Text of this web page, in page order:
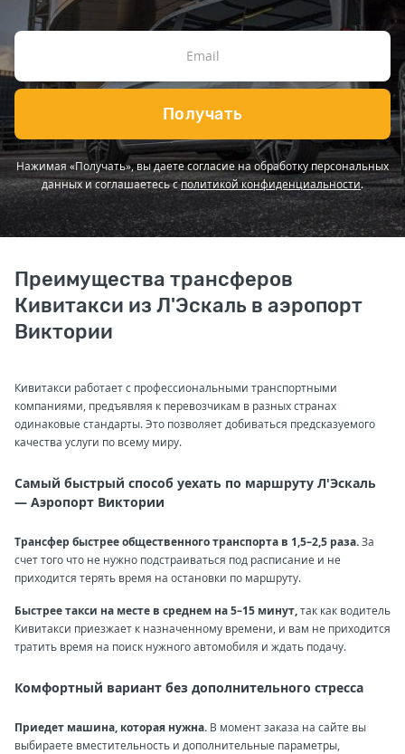
Получать
Нажимая «Получать», вы даете согласие на обработку персональных
данных и соглашаетесь сполитикой конфиденциальности.
Преимущества трансферов
Кивитакси из Л'Эскаль в аэропорт
Виктории
Кивитакси работает с профессиональными транспортными
компаниями, предъявляя к перевозчикам в разных странах
одинаковые стандарты. Это позволяет добиваться предсказуемого
качества услуги по всему миру.
Самый быстрый способ уехать по маршруту Л'Эскаль
— Аэропорт Виктории
Трансфер быстрее общественного транспорта в 1,5–2,5 раза.За
счет того что не нужно подстраиваться под расписание и не
приходится терять время на остановки по маршруту.
Быстрее такси на месте в среднем на 5–15 минут,так как водитель
Кивитакси приезжает к назначенному времени, и вам не приходится
тратить время на поиск нужного автомобиля и ждать подачу.
Комфортный вариант без дополнительного стресса
Приедет машина, которая нужна. В момент заказа на сайте вы
выбираете вместительность и дополнительные параметры,